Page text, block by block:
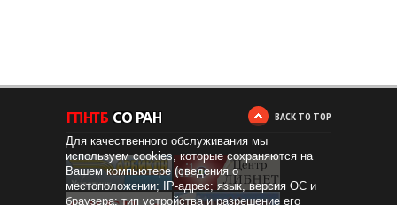
BACK TO TOP
Для качественного обслуживания мы
используем cookies, которые сохраняются на
Вашем компьютере (сведения о
местоположении; IP-адрес; язык, версия ОС и
браузера; тип устройства и разрешение его